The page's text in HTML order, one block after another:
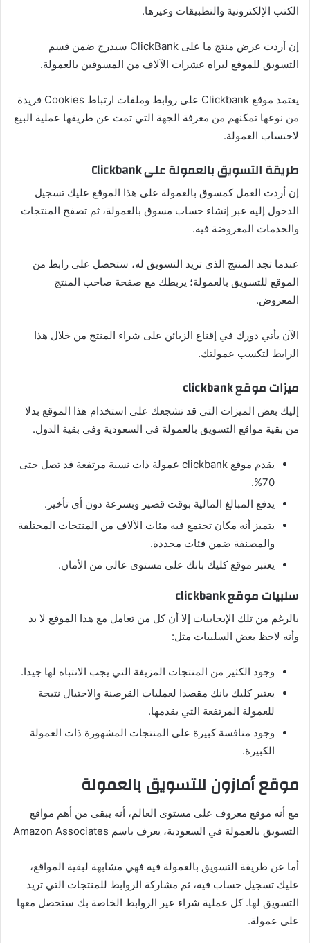
الكتب الإلكترونية والتطبيقات وغيرها.
إن أردت عرض منتج ما على ClickBank سيدرج ضمن قسم
التسويق للموقع ليراه عشرات الآلاف من المسوقين بالعمولة.
يعتمد موقع Clickbank على روابط وملفات ارتباط Cookies فريدة
من نوعها تمكنهم من معرفة الجهة التي تمت عن طريقها عملية البيع
لاحتساب العمولة.
طريقة التسويق بالعمولة على Clickbank
إن أردت العمل كمسوق بالعمولة على هذا الموقع عليك تسجيل
الدخول إليه عبر إنشاء حساب مسوق بالعمولة، ثم تصفح المنتجات
والخدمات المعروضة فيه.
عندما تجد المنتج الذي تريد التسويق له، ستحصل على رابط من
الموقع للتسويق بالعمولة؛ يربطك مع صفحة صاحب المنتج
المعروض.
الآن يأتي دورك في إقناع الزبائن على شراء المنتج من خلال هذا
الرابط لتكسب عمولتك.
ميزات موقع clickbank
إليك بعض الميزات التي قد تشجعك على استخدام هذا الموقع بدلا
من بقية مواقع التسويق بالعمولة في السعودية وفي بقية الدول.
يقدم موقع clickbank عمولة ذات نسبة مرتفعة قد تصل حتى
70%.
يدفع المبالغ المالية بوقت قصير وبسرعة دون أي تأخير.
يتميز أنه مكان تجتمع فيه مئات الآلاف من المنتجات المختلفة
والمصنفة ضمن فئات محددة.
يعتبر موقع كليك بانك على مستوى عالي من الأمان.
سلبيات موقع clickbank
بالرغم من تلك الإيجابيات إلا أن كل من تعامل مع هذا الموقع لا بد
وأنه لاحظ بعض السلبيات مثل:
وجود الكثير من المنتجات المزيفة التي يجب الانتباه لها جيدا.
يعتبر كليك بانك مقصدا لعمليات القرصنة والاحتيال نتيجة
للعمولة المرتفعة التي يقدمها.
وجود منافسة كبيرة على المنتجات المشهورة ذات العمولة
الكبيرة.
موقع أمازون للتسويق بالعمولة
مع أنه موقع معروف على مستوى العالم، أنه يبقى من أهم مواقع
التسويق بالعمولة في السعودية، يعرف باسم Amazon Associates
أما عن طريقة التسويق بالعمولة فيه فهي مشابهة لبقية المواقع،
عليك تسجيل حساب فيه، ثم مشاركة الروابط للمنتجات التي تريد
التسويق لها. كل عملية شراء عير الروابط الخاصة بك ستحصل معها
على عمولة.